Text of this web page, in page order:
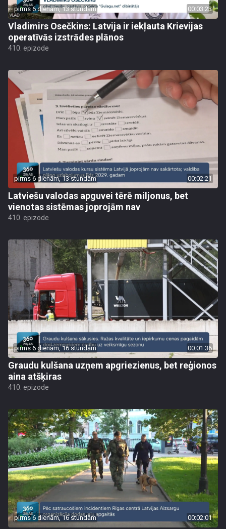
pirms 6 dienām, 13 stundām 00:03:23
Vladimirs Osečkins: Latvija ir iekļauta Krievijas
operatīvās izstrādes plānos
410. epizode
pirms 6 dienām, 13 stundām 00:02:21
Latviešu valodas apguvei tērē miljonus, bet
vienotas sistēmas joprojām nav
410. epizode
pirms 6 dienām, 16 stundām 00:01:36
Graudu kulšana uzņem apgriezienus, bet reģionos
aina atšķiras
410. epizode
pirms 6 dienām, 16 stundām 00:02:01